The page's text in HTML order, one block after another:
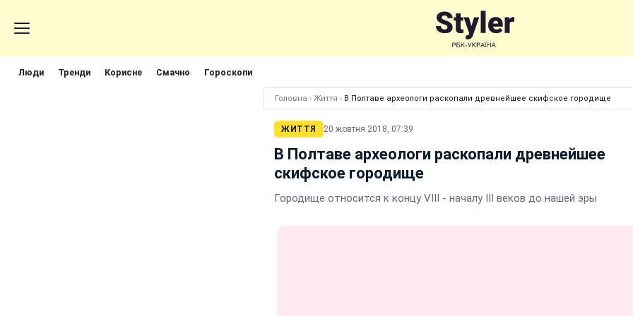
Люди Тренди Корисне Смачно Гороскопи
Головна › Життя › В Полтаве археологи раскопали древнейшее скифское городище
ЖИТТЯ 20 жовтня 2018, 07:39
В Полтаве археологи раскопали древнейшее
скифское городище
Городище относится к концу VIII - началу III веков до нашей эры